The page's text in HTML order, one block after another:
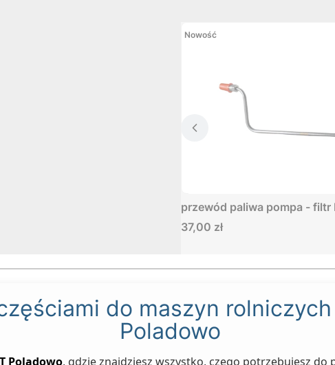
Nowość
przewód paliwa pompa - filtr
Cena
37,00 zł
do maszyn rolniczych
Poladowo
Poladowo, gdzie znajdziesz wszystko, czego potrzebujesz do